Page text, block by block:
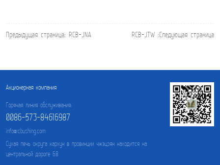
Предыдущая страница: RCB-JNA RCB-JTW :Следующая страница
Акционерная компания
Горячая линия обслуживания:
0086-573-84616987
info@rcbushing.com
Сухая печь округа кархун в провинции чжэцзян находится на
центральной дороге 68